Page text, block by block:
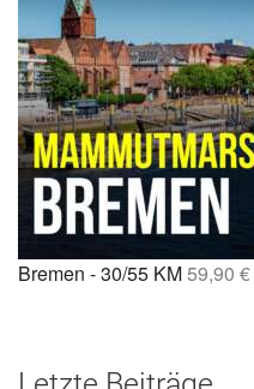
Bremen - 30/55 KM59,90 €